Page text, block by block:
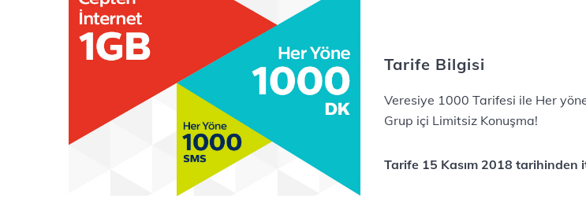
Tarife Bilgisi
Veresiye 1000 Tarifesi ile Her
Grup içi Limitsiz Konuşma!
Tarife 15 Kasım 2018 tarihinden